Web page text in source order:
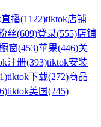
播(1122)tiktok店铺
丝(609)登录(555)店铺
窗(453)苹果(446)关
注册(393)tiktok安装
tiktok下载(272)商品
tiktok美国(245)